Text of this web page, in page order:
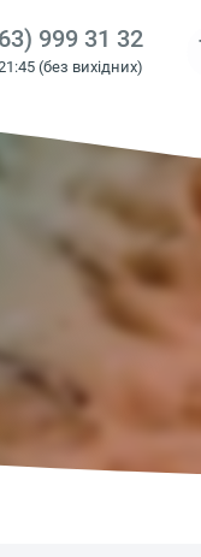
999 31 32
(без вихідних)